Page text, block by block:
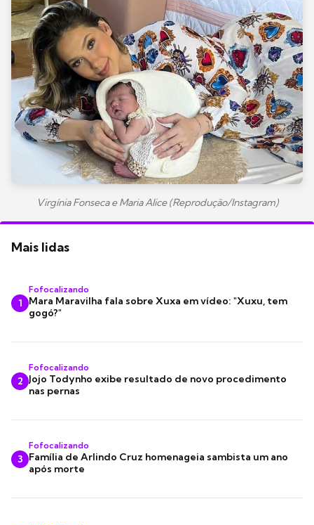
Virgínia Fonseca e Maria Alice (Reprodução/Instagram)
Mais lidas
1
Fofocalizando
Mara Maravilha fala sobre Xuxa em vídeo: "Xuxu, tem
gogó?"
2
Fofocalizando
Jojo Todynho exibe resultado de novo procedimento
nas pernas
3
Fofocalizando
Família de Arlindo Cruz homenageia sambista um ano
após morte